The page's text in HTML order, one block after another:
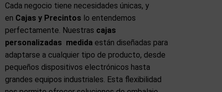
Cada negocio tiene necesidades únicas, y
en Cajas y Precintos lo entendemos
perfectamente. Nuestras cajas
personalizadas medida están diseñadas para
adaptarse a cualquier tipo de producto, desde
pequeños dispositivos electrónicos hasta
grandes equipos industriales. Esta flexibilidad